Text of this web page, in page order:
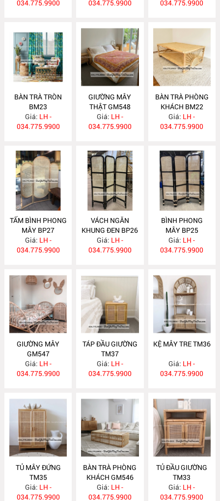
034.775.9900
034.775.9900
034.775.9900
BÀN TRÀ TRÒN
BM23
Giá: LH -
034.775.9900
GIƯỜNG MÂY
THẬT GM548
Giá: LH -
034.775.9900
BÀN TRÀ PHÒNG
KHÁCH BM22
Giá: LH -
034.775.9900
TẤM BÌNH PHONG
MÂY BP27
Giá: LH -
034.775.9900
VÁCH NGĂN
KHUNG ĐEN BP26
Giá: LH -
034.775.9900
BÌNH PHONG
MÂY BP25
Giá: LH -
034.775.9900
GIƯỜNG MÂY
GM547
Giá: LH -
034.775.9900
TÁP ĐẦU GIƯỜNG
TM37
Giá: LH -
034.775.9900
KỆ MÂY TRE TM36
Giá: LH -
034.775.9900
TỦ MÂY ĐỨNG
TM35
Giá: LH -
034.775.9900
BÀN TRÀ PHÒNG
KHÁCH GM546
Giá: LH -
034.775.9900
TỦ ĐẦU GIƯỜNG
TM33
Giá: LH -
034.775.9900